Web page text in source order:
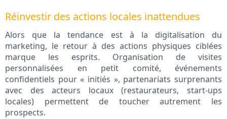
Réinvestir des actions locales inattendues
Alors que la tendance est à la digitalisation du
marketing, le retour à des actions physiques ciblées
marque les esprits. Organisation de visites
personnalisées en petit comité, événements
confidentiels pour « initiés », partenariats surprenants
avec des acteurs locaux (restaurateurs, start-ups
locales) permettent de toucher autrement les
prospects.